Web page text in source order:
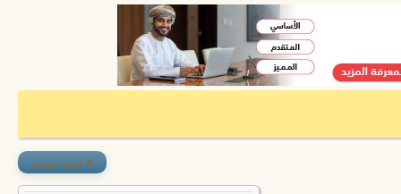
+ إنشاء مدونة